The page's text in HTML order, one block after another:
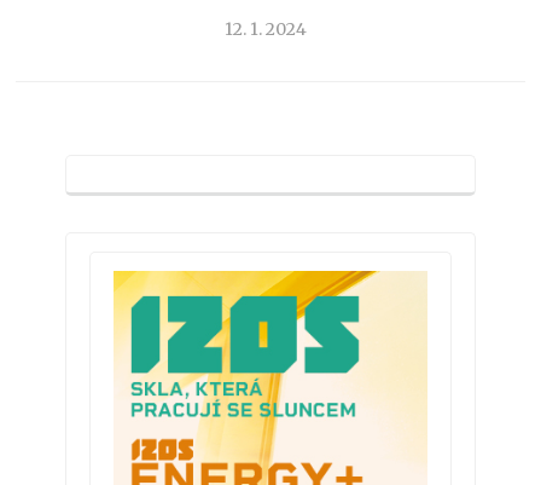
12. 1. 2024